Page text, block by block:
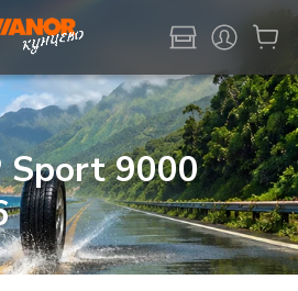
Sport 9000
товара